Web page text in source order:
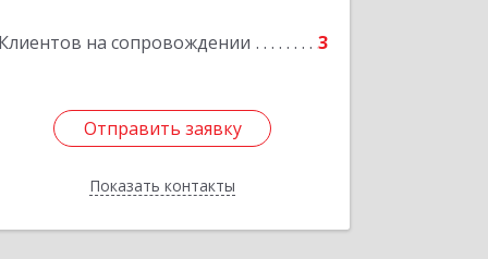
Клиентов на сопровождении 3
Отправить заявку
Показать контакты
Отправить заявку
Назад